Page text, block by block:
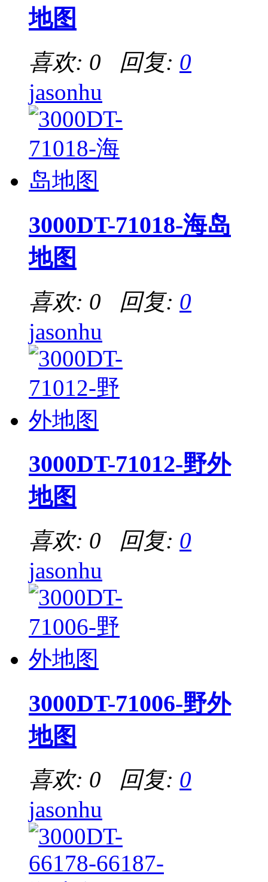
地图
喜欢: 0 回复: 0
jasonhu
3000DT-71018-海岛
地图
喜欢: 0 回复: 0
jasonhu
3000DT-71012-野外
地图
喜欢: 0 回复: 0
jasonhu
3000DT-71006-野外
地图
喜欢: 0 回复: 0
jasonhu